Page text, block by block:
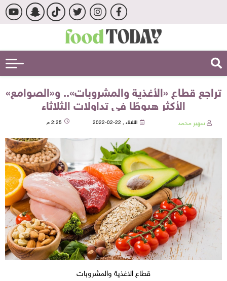
تراجع قطاع «الأغذية والمشروبات».. و«الصوامع»
الأكثر هبوطًا في تداولات الثلاثاء
سهير محمد الثلاثاء , 22-02-2022 2:25 م
قطاع الاغذية والمشروبات